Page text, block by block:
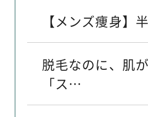
【メンズ痩身
脱毛なのに、肌
「ス…